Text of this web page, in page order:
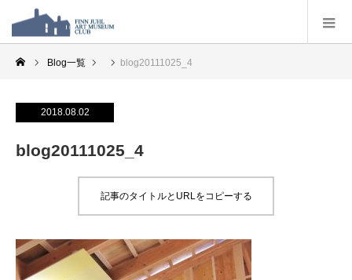
Blog一覧 blog20111025_4
2018.08.02
blog20111025_4
記事のタイトルとURLをコピーする